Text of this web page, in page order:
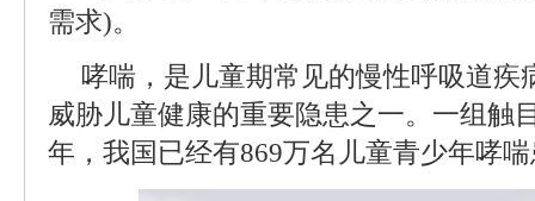
需求)。
哮喘，是儿童期常见的慢性呼吸道疾
威胁儿童健康的重要隐患之一。一组触
年，我国已经有869万名儿童青少年哮